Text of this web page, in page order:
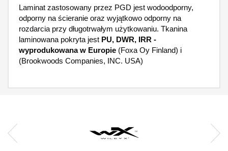
Laminat zastosowany przez PGD jest wodoodporny,
odporny na ścieranie oraz wyjątkowo odporny na
rozdarcia przy długotrwałym użytkowaniu. Tkanina
laminowana pokryta jest PU, DWR, IRR -
wyprodukowana w Europie (Foxa Oy Finland) i
(Brookwoods Companies, INC. USA)